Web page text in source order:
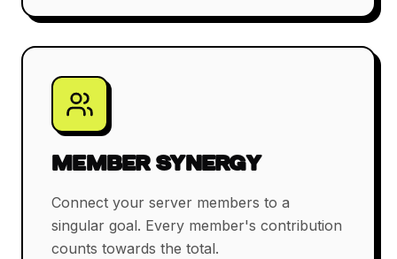
MEMBER SYNERGY
Connect your server members to a
singular goal. Every member's contribution
counts towards the total.